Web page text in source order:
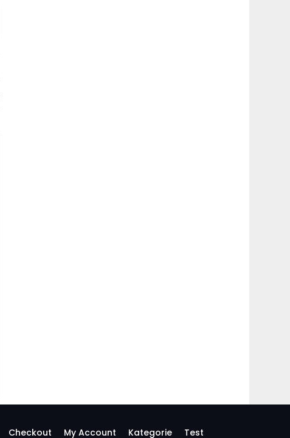
Checkout My Account Kategorie Test